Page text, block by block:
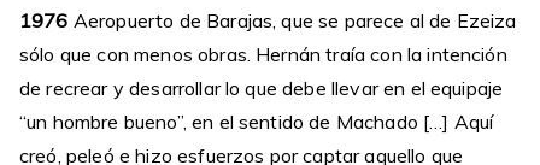
1976 Aeropuerto de Barajas, que se parece al de Ezeiza
sólo que con menos obras. Hernán traía con la intención
de recrear y desarrollar lo que debe llevar en el equipaje
“un hombre bueno”, en el sentido de Machado […] Aquí
creó, peleó e hizo esfuerzos por captar aquello que